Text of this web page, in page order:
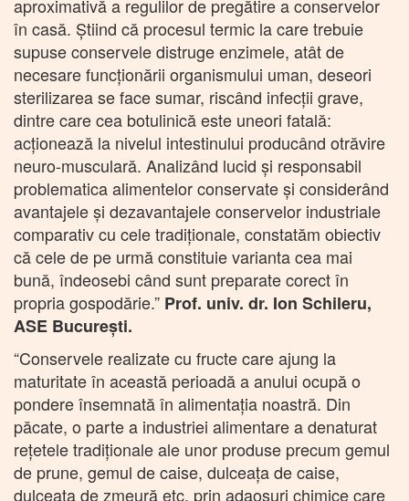
aproximativă a regulilor de pregătire a conservelor
în casă. Știind că procesul termic la care trebuie
supuse conservele distruge enzimele, atât de
necesare funcționării organismului uman, deseori
sterilizarea se face sumar, riscând infecții grave,
dintre care cea botulinică este uneori fatală:
acționează la nivelul intestinului producând otrăvire
neuro-musculară. Analizând lucid și responsabil
problematica alimentelor conservate și considerând
avantajele și dezavantajele conservelor industriale
comparativ cu cele tradiționale, constatăm obiectiv
că cele de pe urmă constituie varianta cea mai
bună, îndeosebi când sunt preparate corect în
propria gospodărie.” Prof. univ. dr. Ion Schileru,
ASE București.
“Conservele realizate cu fructe care ajung la
maturitate în această perioadă a anului ocupă o
pondere însemnată în alimentația noastră. Din
păcate, o parte a industriei alimentare a denaturat
rețetele tradiționale ale unor produse precum gemul
de prune, gemul de caise, dulceaţa de caise,
dulceaţa de zmeură etc, prin adaosuri chimice care